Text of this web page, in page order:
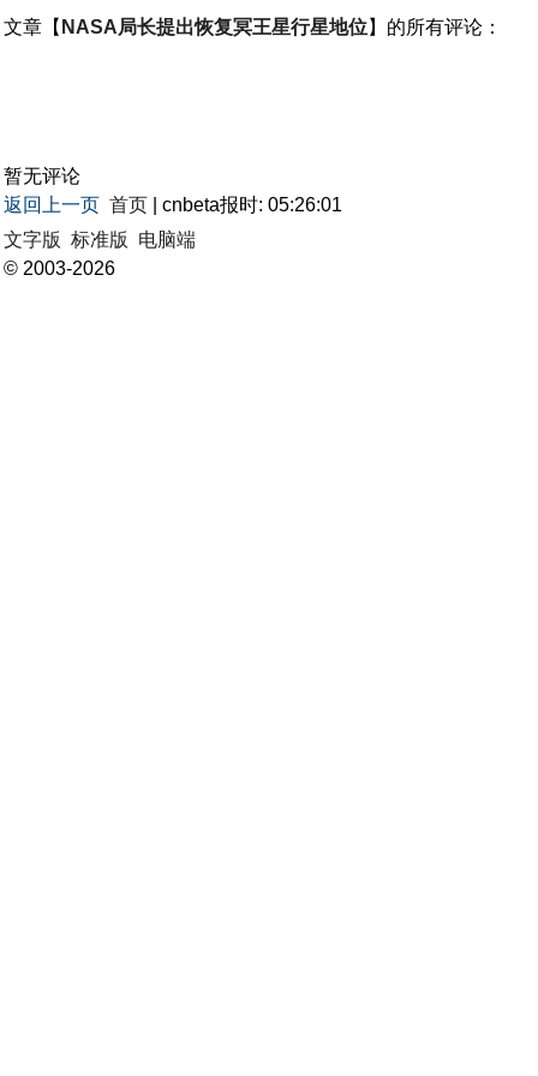
文章【 NASA局长提出恢复冥王星行星地位】的所有评论：
暂无评论
返回上一页 首页 | cnbeta报时: 05:26:01
文字版 标准版
电脑端
© 2003-2026